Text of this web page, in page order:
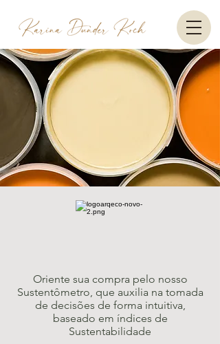
Oriente sua compra pelo nosso
Sustentômetro, que auxilia na tomada
de decisões de forma intuitiva,
baseado em índices de
Sustentabilidade